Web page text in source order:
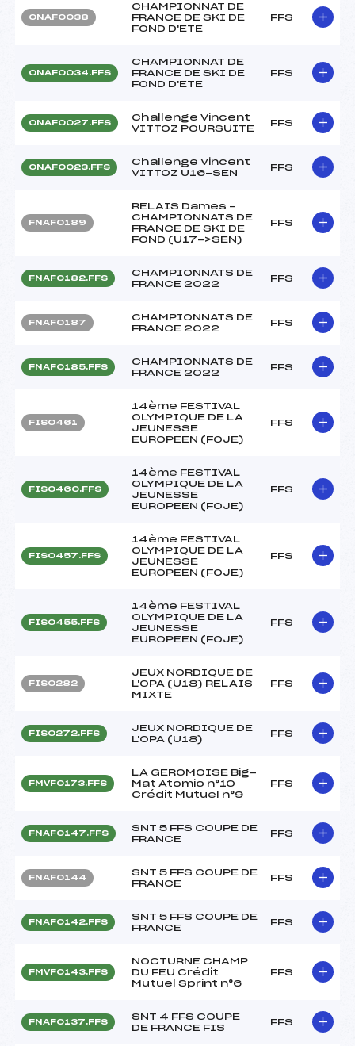
ONAF0038
CHAMPIONNAT DE
FRANCE DE SKI DE
FOND D'ETE
FFS
ONAF0034.FFS
CHAMPIONNAT DE
FRANCE DE SKI DE
FOND D'ETE
FFS
ONAF0027.FFS
Challenge Vincent
VITTOZ POURSUITE
FFS
ONAF0023.FFS
Challenge Vincent
VITTOZ U16-SEN
FFS
FNAF0189
RELAIS Dames –
CHAMPIONNATS DE
FRANCE DE SKI DE
FOND (U17->SEN)
FFS
FNAF0182.FFS
CHAMPIONNATS DE
FRANCE 2022
FFS
FNAF0187
CHAMPIONNATS DE
FRANCE 2022
FFS
FNAF0185.FFS
CHAMPIONNATS DE
FRANCE 2022
FFS
FIS0461
14ème FESTIVAL
OLYMPIQUE DE LA
JEUNESSE
EUROPEEN (FOJE)
FFS
FIS0460.FFS
14ème FESTIVAL
OLYMPIQUE DE LA
JEUNESSE
EUROPEEN (FOJE)
FFS
FIS0457.FFS
14ème FESTIVAL
OLYMPIQUE DE LA
JEUNESSE
EUROPEEN (FOJE)
FFS
FIS0455.FFS
14ème FESTIVAL
OLYMPIQUE DE LA
JEUNESSE
EUROPEEN (FOJE)
FFS
FIS0282
JEUX NORDIQUE DE
L'OPA (U18) RELAIS
MIXTE
FFS
FIS0272.FFS
JEUX NORDIQUE DE
L'OPA (U18)
FFS
FMVF0173.FFS
LA GEROMOISE Big-
Mat Atomic n°10
Crédit Mutuel n°9
FFS
FNAF0147.FFS
SNT 5 FFS COUPE DE
FRANCE
FFS
FNAF0144
SNT 5 FFS COUPE DE
FRANCE
FFS
FNAF0142.FFS
SNT 5 FFS COUPE DE
FRANCE
FFS
FMVF0143.FFS
NOCTURNE CHAMP
DU FEU Crédit
Mutuel Sprint n°6
FFS
FNAF0137.FFS
SNT 4 FFS COUPE
DE FRANCE FIS
FFS